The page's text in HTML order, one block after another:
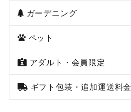
ガーデニング
ペット
アダルト・会員限定
ギフト包装・追加運送料金